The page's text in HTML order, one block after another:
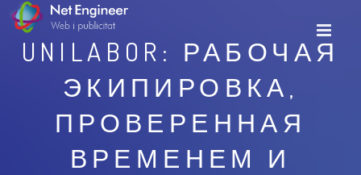
UNILABOR: РАБОЧАЯ
ЭКИПИРОВКА,
ПРОВЕРЕННАЯ
ВРЕМЕНЕМ И